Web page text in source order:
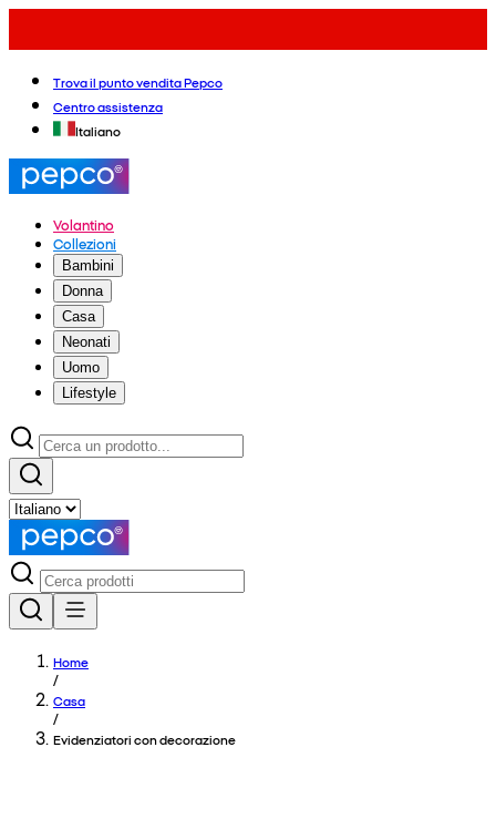
Trova il punto vendita Pepco
Centro assistenza
Italiano
Volantino
Collezioni
Bambini
Donna
Casa
Neonati
Uomo
Lifestyle
Home
/
Casa
/
Evidenziatori con decorazione